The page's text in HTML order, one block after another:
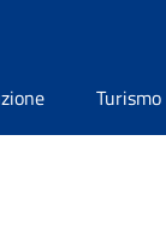
Turismo